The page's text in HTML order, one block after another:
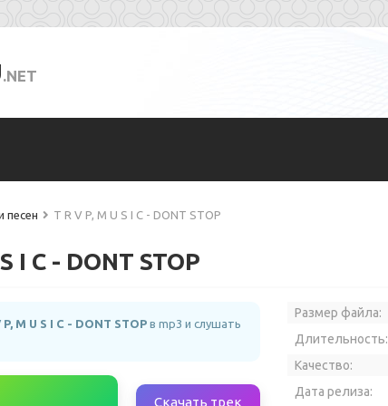
.NET
песен T R V P, M U S I C - DONT STOP
I C - DONT STOP
M U S I C - DONT STOP в mp3 и слушать
Скачать трек
Размер файла:
Длительность:
Качество:
Дата релиза: